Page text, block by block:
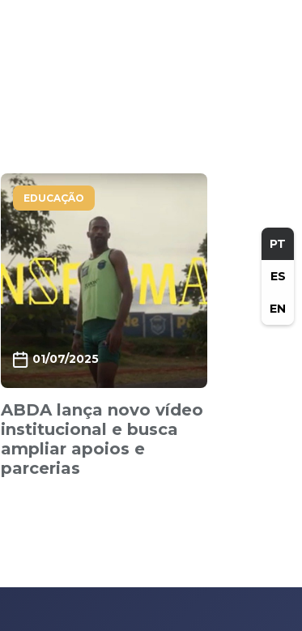
PT
ES
EN
EDUCAÇÃO
01/07/2025
ABDA lança novo vídeo
institucional e busca
ampliar apoios e
parcerias